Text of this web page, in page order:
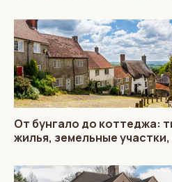
От бунгало до коттеджа:
жилья, земельные